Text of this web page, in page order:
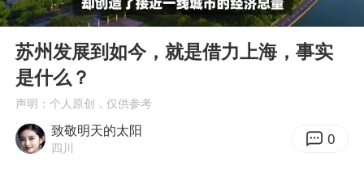
“新疆阿勒泰八月能滑雪”不实
刘国正说向鹏打得很窝囊
陈幸同晋级WTT横滨冠军赛8强
宇树科技中一签需缴款7.54万元
Play
00:00 00:36
苏州发展到如今，就是借力上海，事实
是什么？
声明：个人原创，仅供参考
致敬明天的太阳
四川 0